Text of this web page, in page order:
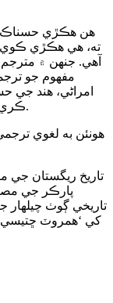
هن هڪڙي حسناڪ
ته، هي هڪڙي ڪوي
آهي. جنهن ۾
مفهوم جو
امراڻي، هند جي
ڪري ۽ هن جي احساسن کي سنڌي ويس ٿو پهرائي.
هونئن به لغوي
تاريخ ريگستان جي
پارڪر جي
تاريخي ڳوٺ چيلهار
کي ‘همروٽ